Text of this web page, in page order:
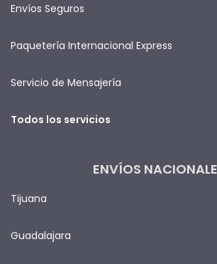
Envíos Seguros
Paquetería Internacional Express
Servicio de Mensajería
Todos los servicios
ENVÍOS
Tijuana
Guadalajara